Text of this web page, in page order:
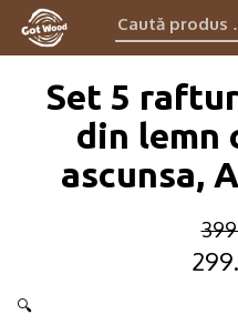
Caută
produs:
Set 5
din lemn
ascunsa,
🔍